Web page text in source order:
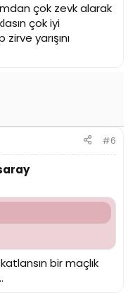
çok zevk alarak
çok iyi
yarışını
#6
bir maçlık